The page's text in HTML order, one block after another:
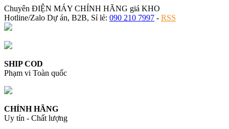
Chuyên ĐIỆN MÁY CHÍNH HÃNG giá KHO
Hotline/Zalo Dự án, B2B, Sỉ lẻ: 090 210 7997 - RSS
SHIP COD
Phạm vi Toàn quốc
CHÍNH HÃNG
Uy tín - Chất lượng